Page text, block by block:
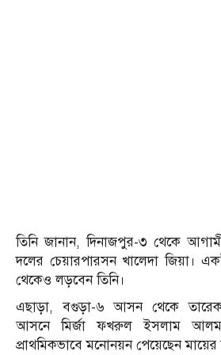
তিনি জানান, দিনাজপুর-৩ থেকে
দলের চেয়ারপারসন খালেদা জিয়া।
থেকেও লড়বেন তিনি।
এছাড়া, বগুড়া-৬ আসন থেকে
আসনে মির্জা ফখরুল ইসলাম
প্রাথমিকভাবে মনোনয়ন পেয়েছেন